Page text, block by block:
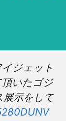
ジェット
いたゴジ
展示をして